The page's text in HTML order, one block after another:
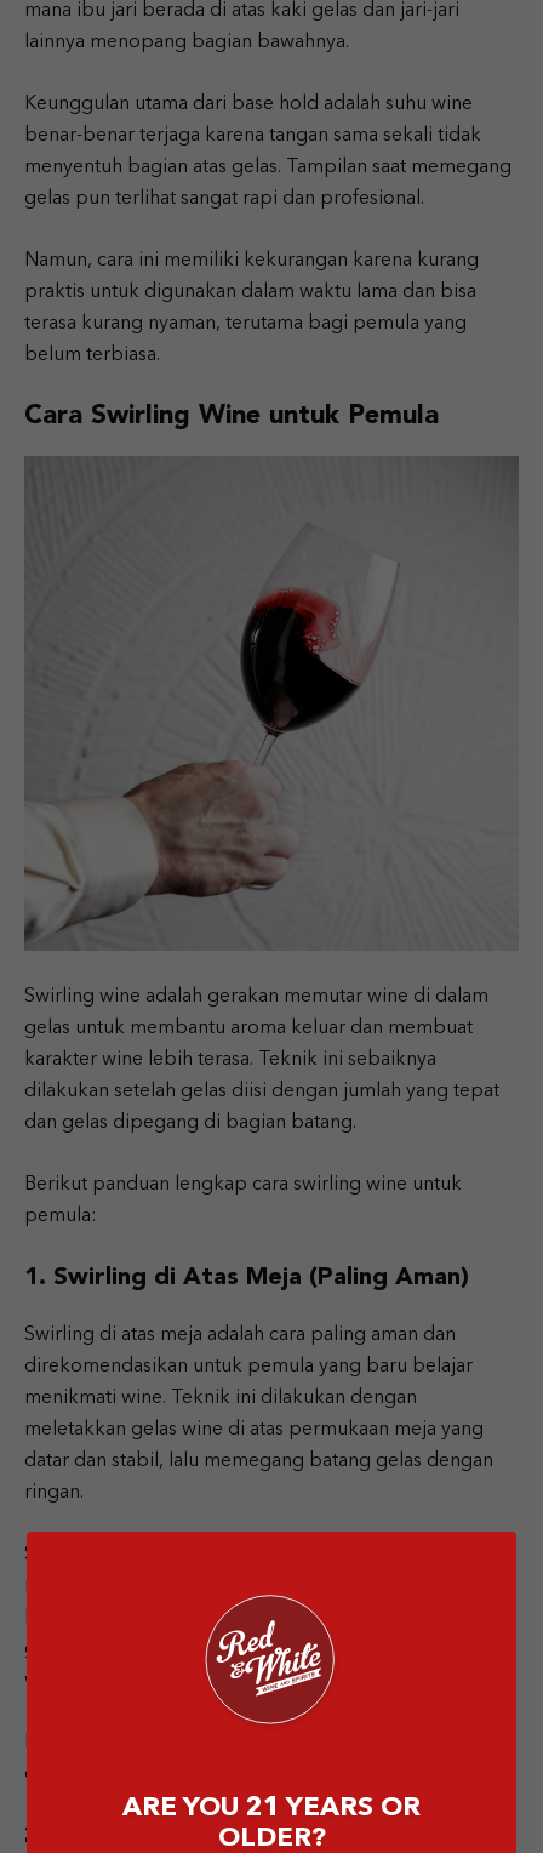
mana ibu jari berada di atas kaki gelas dan jari-jari
lainnya menopang bagian bawahnya.
Keunggulan utama dari base hold adalah suhu wine
benar-benar terjaga karena tangan sama sekali tidak
menyentuh bagian atas gelas. Tampilan saat memegang
gelas pun terlihat sangat rapi dan profesional.
Namun, cara ini memiliki kekurangan karena kurang
praktis untuk digunakan dalam waktu lama dan bisa
terasa kurang nyaman, terutama bagi pemula yang
belum terbiasa.
Cara Swirling Wine untuk Pemula
Swirling wine adalah gerakan memutar wine di dalam
gelas untuk membantu aroma keluar dan membuat
karakter wine lebih terasa. Teknik ini sebaiknya
dilakukan setelah gelas diisi dengan jumlah yang tepat
dan gelas dipegang di bagian batang.
Berikut panduan lengkap cara swirling wine untuk
pemula:
1. Swirling di Atas Meja (Paling Aman)
Swirling di atas meja adalah cara paling aman dan
direkomendasikan untuk pemula yang baru belajar
menikmati wine. Teknik ini dilakukan dengan
meletakkan gelas wine di atas permukaan meja yang
datar dan stabil, lalu memegang batang gelas dengan
ringan.
Setelah itu, putar gelas secara perlahan dengan gerakan
Dengan cara ini, wine akan bergerak memutar di dalam
gelas tanpa risiko tumpah, sekaligus membantu aroma
wine keluar secara maksimal.
dan elegan, tanpa rasa gugup.
2. Swirling di Udara (Setelah Terbiasa)
ARE YOU 21 YEARS OR
OLDER?